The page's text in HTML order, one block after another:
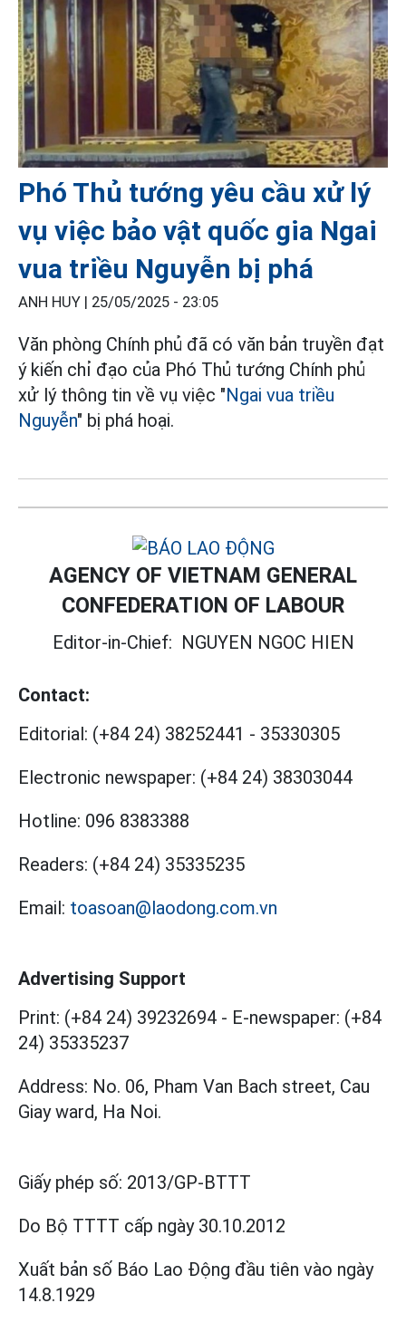
Phó Thủ tướng yêu cầu xử lý
vụ việc bảo vật quốc gia Ngai
vua triều Nguyễn bị phá
ANH HUY | 25/05/2025 - 23:05
Văn phòng Chính phủ đã có văn bản truyền đạt
ý kiến chỉ đạo của Phó Thủ tướng Chính phủ
xử lý thông tin về vụ việc "Ngai vua triều
Nguyễn" bị phá hoại.
AGENCY OF VIETNAM GENERAL
CONFEDERATION OF LABOUR
Editor-in-Chief: NGUYEN NGOC HIEN
Contact:
Editorial: (+84 24) 38252441 - 35330305
Electronic newspaper: (+84 24) 38303044
Hotline: 096 8383388
Readers: (+84 24) 35335235
Email: toasoan@laodong.com.vn
Advertising Support
Print: (+84 24) 39232694 - E-newspaper: (+84
24) 35335237
Address: No. 06, Pham Van Bach street, Cau
Giay ward, Ha Noi.
Giấy phép số: 2013/GP-BTTT
Do Bộ TTTT cấp ngày 30.10.2012
Xuất bản số Báo Lao Động đầu tiên vào ngày
14.8.1929